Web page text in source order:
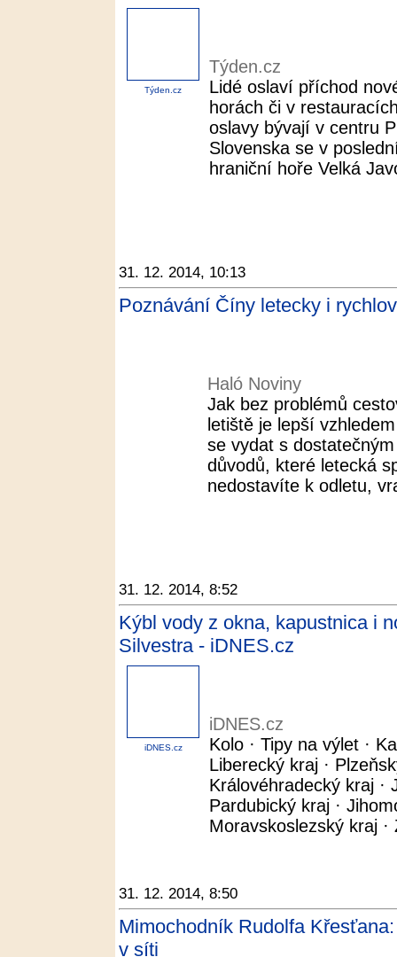
Týden.cz
Týden.cz
Lidé oslaví příchod
horách či v
oslavy bývají v centru
Slovenska se v
hraniční hoře Velká
31. 12. 2014, 10:13
Poznávání Číny letecky i
Haló Noviny
Jak bez problémů
letiště je lepší
se vydat s
důvodů, které letecká
nedostavíte k odletu,
31. 12. 2014, 8:52
Kýbl vody z okna, kapustnica i
Silvestra - iDNES.cz
iDNES.cz
iDNES.cz
Kolo · Tipy na výlet ·
Liberecký kraj ·
Královéhradecký kraj ·
Pardubický kraj ·
Moravskoslezský kraj
31. 12. 2014, 8:50
Mimochodník Rudolfa
v síti